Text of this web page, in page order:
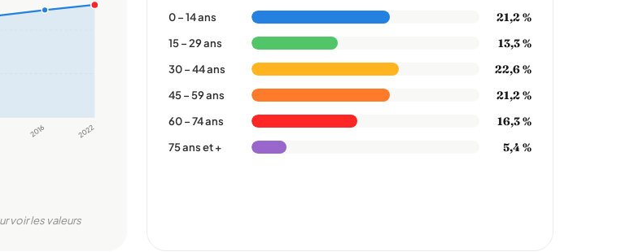
2016 2022
voir les valeurs
0 – 14 ans 21,2 %
15 – 29 ans 13,3 %
30 – 44 ans 22,6 %
45 – 59 ans 21,2 %
60 – 74 ans 16,3 %
75 ans et + 5,4 %